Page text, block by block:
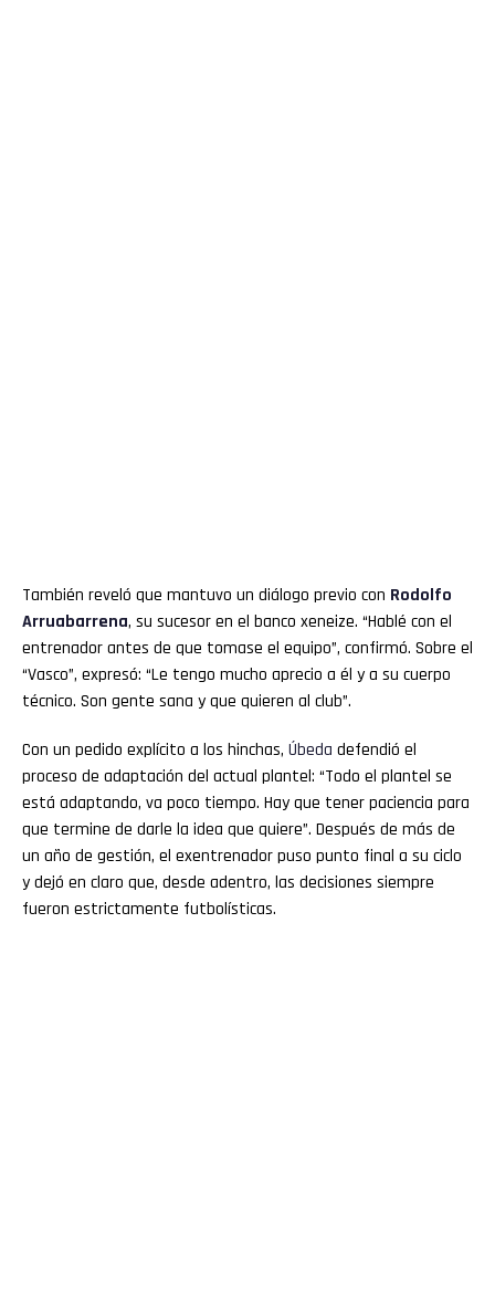
También reveló que mantuvo un diálogo previo con Rodolfo
Arruabarrena, su sucesor en el banco xeneize. “Hablé con el
entrenador antes de que tomase el equipo”, confirmó. Sobre el
“Vasco”, expresó: “Le tengo mucho aprecio a él y a su cuerpo
técnico. Son gente sana y que quieren al club”.
Con un pedido explícito a los hinchas, Úbeda defendió el
proceso de adaptación del actual plantel: “Todo el plantel se
está adaptando, va poco tiempo. Hay que tener paciencia para
que termine de darle la idea que quiere”. Después de más de
un año de gestión, el exentrenador puso punto final a su ciclo
y dejó en claro que, desde adentro, las decisiones siempre
fueron estrictamente futbolísticas.